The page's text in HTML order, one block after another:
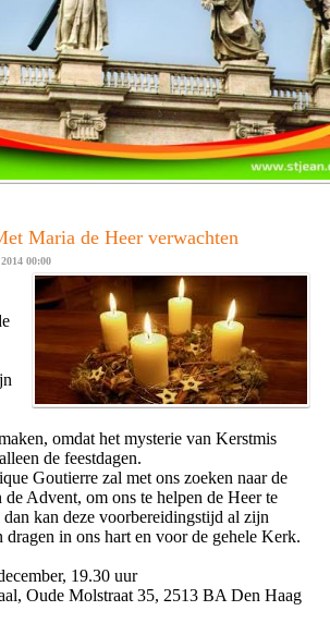
Maria de Heer verwachten
00:00
omdat het mysterie van Kerstmis
de feestdagen.
Goutierre zal met ons zoeken naar de
de Advent, om ons te helpen de Heer te
kan deze voorbereidingstijd al zijn
dragen in ons hart en voor de gehele Kerk.
19.30 uur
Oude Molstraat 35, 2513 BA Den Haag